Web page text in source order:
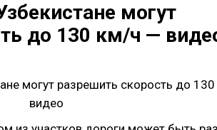
могут
до 130 км/ч —